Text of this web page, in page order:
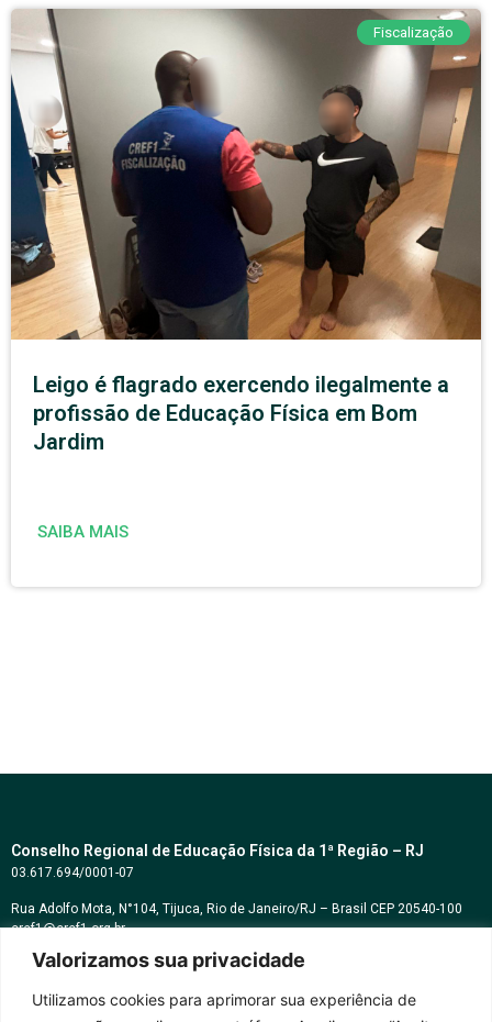
Valorizamos sua privacidade
Utilizamos cookies para aprimorar sua experiência de
Fiscalização
Leigo é flagrado exercendo ilegalmente a
profissão de Educação Física em Bom
Jardim
SAIBA MAIS
Conselho Regional de Educação Física da 1ª Região – RJ
03.617.694/0001-07
Rua Adolfo Mota, N°104, Tijuca, Rio de Janeiro/RJ – Brasil CEP 20540-100
cref1@cref1.org.br
Assessoria de comunicação: